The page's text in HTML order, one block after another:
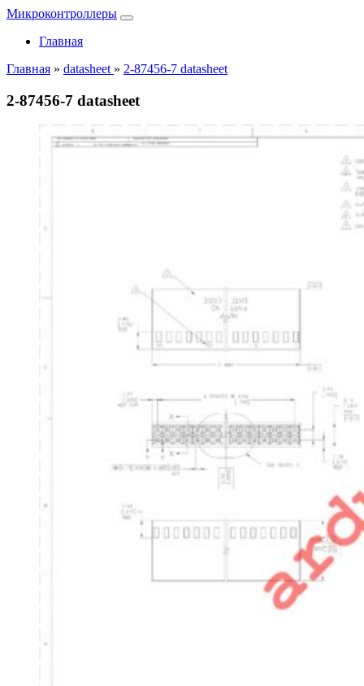
Микроконтроллеры
Главная
Главная » datasheet » 2-87456-7 datasheet
2-87456-7 datasheet